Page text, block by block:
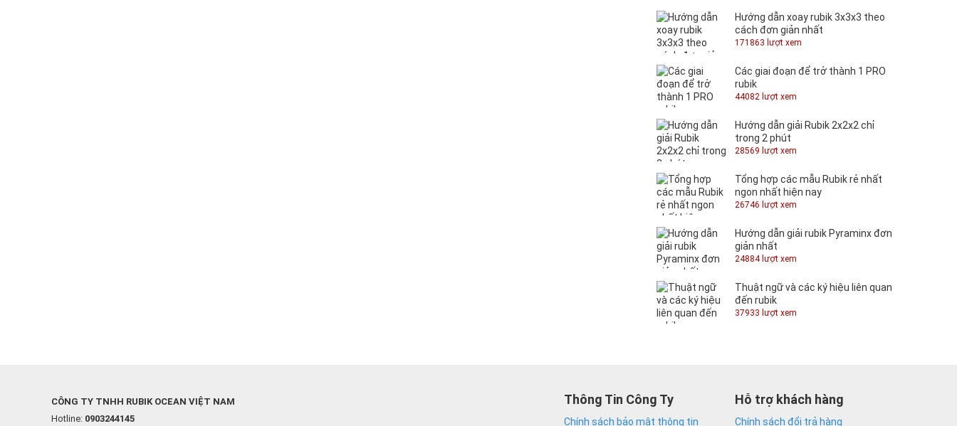
Hướng dẫn xoay rubik 3x3x3 theo
cách đơn giản nhất
171863 lượt xem
Các giai đoạn để trở thành 1 PRO
rubik
44082 lượt xem
Hướng dẫn giải Rubik 2x2x2 chỉ
trong 2 phút
28569 lượt xem
Tổng hợp các mẫu Rubik rẻ nhất
ngon nhất hiện nay
26746 lượt xem
Hướng dẫn giải rubik Pyraminx đơn
giản nhất
24884 lượt xem
Thuật ngữ và các ký hiệu liên quan
đến rubik
37933 lượt xem
CÔNG TY TNHH RUBIK OCEAN VIỆT NAM
Hotline: 0903244145
Thông Tin Công Ty
Chính sách bảo mật thông tin
Hỗ trợ khách hàng
Chính sách đổi trả hàng